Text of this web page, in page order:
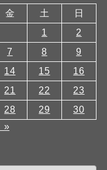
金 土
日
1
2
7 8
9
14 15
16
21 22
23
28 29
30
»